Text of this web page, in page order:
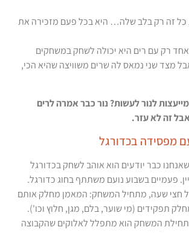
כל זה רק בלב שלה… היא בכל פעם מזכירה את
רק עם רים היא יכולה לשחק במשחקים
מצד שני נמאס לה שרים משוויצה שהיא הכי,
לנור לעשות? נור כבר אמרה לרים
זה לא עזר.
מפסידה בכדורגל
כבר יודעים הוא אוהב לשחק בכדורגל
פעמיים בשבוע נועם משתתף בחוג כדורגל.
חצי שעה, מתחיל המשחק: המאמן מחלק אותם
תפקידים (מי שוער, בלם, מגן, חלוץ וכו').
המשחק הוא מתפלל לאלוקים שהקבוצה